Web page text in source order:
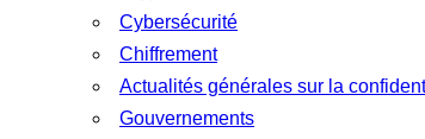
Cybersécurité
Chiffrement
Actualités générales sur la
Gouvernements